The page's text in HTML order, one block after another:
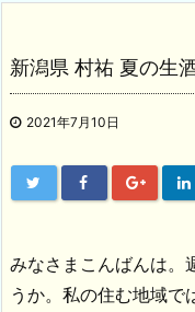
新潟県 村祐 夏の生
2021年7月10日
みなさまこんばんは。
うか。私の住む地域